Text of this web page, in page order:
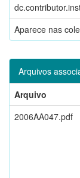
Aparece nas
Arquivos
Arquivo
2006AA047.pdf